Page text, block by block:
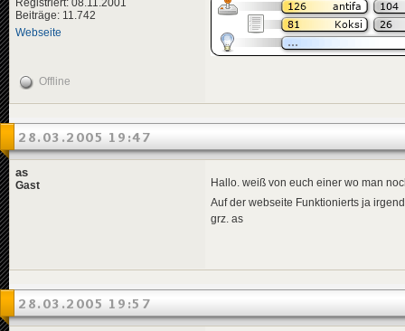
Beiträge: 11.742
Webseite
Offline
28.03.2005 19:47
as
Gast
Hallo. weiß von euch einer wo man
Auf der webseite Funktionierts ja
grz. as
28.03.2005 19:57